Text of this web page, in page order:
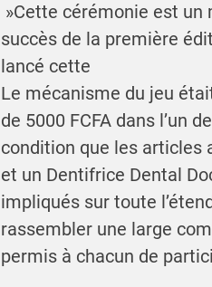
»Cette cérémonie est
succès de la première
lancé cette
Le mécanisme du jeu
de 5000 FCFA dans l’un
condition que les articles
et un Dentifrice Dental
impliqués sur toute
rassembler une large
permis à chacun de